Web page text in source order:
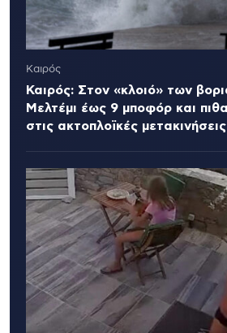
Καιρός
Καιρός: Στον «κλοιό» των
Μελτέμι έως 9 μποφόρ και
στις ακτοπλοϊκές μετακινήσεις